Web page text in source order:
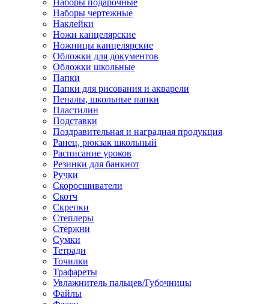
Наборы подарочные
Наборы чертежные
Наклейки
Ножи канцелярские
Ножницы канцелярские
Обложки для документов
Обложки школьные
Папки
Папки для рисования и акварели
Пеналы, школьные папки
Пластилин
Подставки
Поздравительная и наградная продукция
Ранец, рюкзак школьный
Расписание уроков
Резинки для банкнот
Ручки
Скоросшиватели
Скотч
Скрепки
Степлеры
Стержни
Сумки
Тетради
Точилки
Трафареты
Увлажнитель пальцев/Губочницы
Файлы